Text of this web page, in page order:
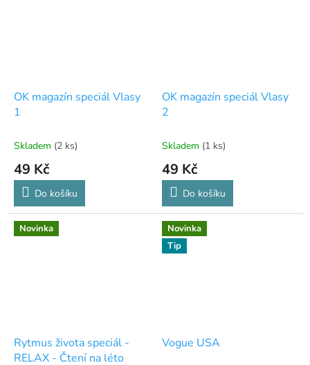
OK magazín speciál Vlasy
1
Skladem (2 ks)
49 Kč
Do košíku
OK magazín speciál Vlasy
2
Skladem (1 ks)
49 Kč
Do košíku
Novinka
Rytmus života speciál -
RELAX - Čtení na léto
Novinka
Tip
Vogue USA